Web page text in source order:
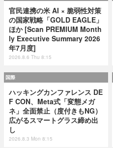
官民連携の米 AI × 脆弱性対策
の国家戦略「GOLD EAGLE」
ほか [Scan PREMIUM Month
ly Executive Summary 2026
年7月度]
2026.8.6 Thu 8:15
国際
ハッキングカンファレンス DE
F CON、Meta式「変態メガ
ネ」全面禁止（度付きもNG）
広がるスマートグラス締め出
し
2026.8.3 Mon 8:15